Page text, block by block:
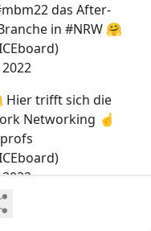
das After-
in #NRW 🤗
2022
trifft sich die
Networking ☝️
2022
trifft sich die